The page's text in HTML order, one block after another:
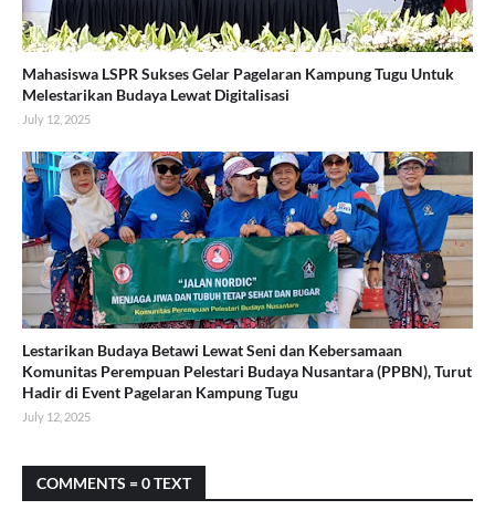
Mahasiswa LSPR Sukses Gelar Pagelaran Kampung Tugu Untuk
Melestarikan Budaya Lewat Digitalisasi
July 12, 2025
Lestarikan Budaya Betawi Lewat Seni dan Kebersamaan
Komunitas Perempuan Pelestari Budaya Nusantara (PPBN), Turut
Hadir di Event Pagelaran Kampung Tugu
July 12, 2025
COMMENTS = 0 TEXT